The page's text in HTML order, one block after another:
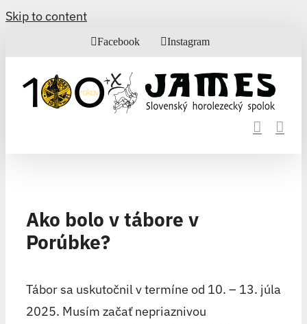
Skip to content
Facebook Instagram
Ako bolo v tábore v
Porúbke?
Tábor sa uskutočnil v termíne od 10. – 13. júla
2025. Musím začať nepriaznivou